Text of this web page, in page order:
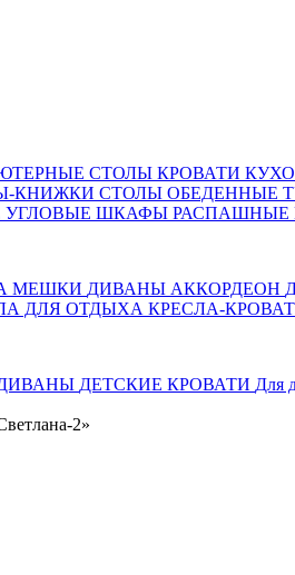
СТОЛЫ КРОВАТИ
КНИЖКИ СТОЛЫ ОБЕДЕННЫЕ
ШКАФЫ РАСПАШНЫЕ
МЕШКИ ДИВАНЫ АККОРДЕОН
ДЛЯ ОТДЫХА КРЕСЛА-
ДЕТСКИЕ КРОВАТИ Для
2»